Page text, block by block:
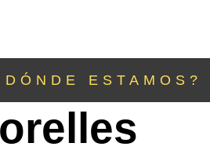
ESTAMOS?